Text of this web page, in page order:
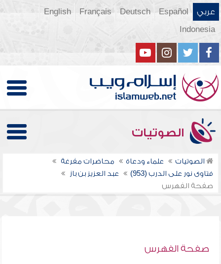
عربي Español
Deutsch
Français
English
Indonesia
الصوتيات
الصوتيات علماء ودعاة
محاضرات مفرغة
فتاوى نور على الدرب (953)
عبد العزيز بن باز
صفحة الفهرس
صفحة الفهرس